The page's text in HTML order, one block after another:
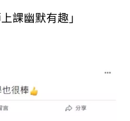
課幽默有趣」